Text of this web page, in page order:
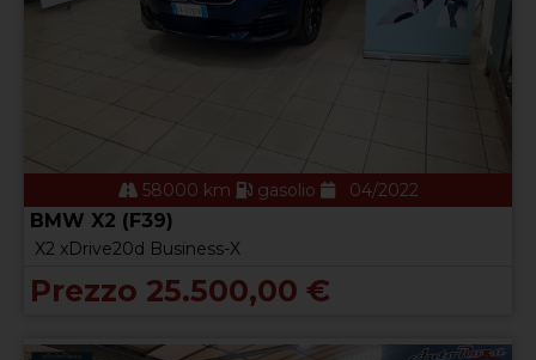
58000 km gasolio 04/2022
BMW X2 (F39)
X2 xDrive20d Business-X
Prezzo 25.500,00 €